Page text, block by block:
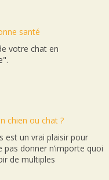
santé
votre chat en
chien ou chat ?
est un vrai plaisir pour
donner n’importe quoi
de multiples